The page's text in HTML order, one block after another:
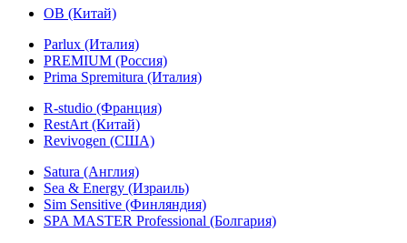
OB (Китай)
Parlux (Италия)
PREMIUM (Россия)
Prima Spremitura (Италия)
R-studio (Франция)
RestArt (Китай)
Revivogen (США)
Satura (Англия)
Sea & Energy (Израиль)
Sim Sensitive (Финляндия)
SPA MASTER Professional (Болгария)